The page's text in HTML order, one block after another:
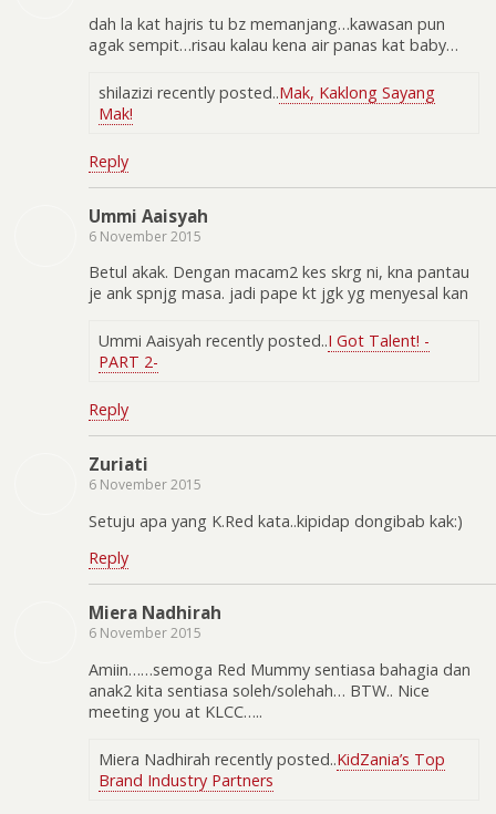
dah la kat hajris tu bz memanjang…kawasan pun
agak sempit…risau kalau kena air panas kat baby…
shilazizi recently posted..Mak, Kaklong Sayang
Mak!
Reply
Ummi Aaisyah
6 November 2015
Betul akak. Dengan macam2 kes skrg ni, kna pantau
je ank spnjg masa. jadi pape kt jgk yg menyesal kan
Ummi Aaisyah recently posted..I Got Talent! -
PART 2-
Reply
Zuriati
6 November 2015
Setuju apa yang K.Red kata..kipidap dongibab kak:)
Reply
Miera Nadhirah
6 November 2015
Amiin……semoga Red Mummy sentiasa bahagia dan
anak2 kita sentiasa soleh/solehah… BTW.. Nice
meeting you at KLCC…..
Miera Nadhirah recently posted..KidZania’s Top
Brand Industry Partners